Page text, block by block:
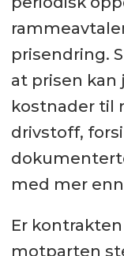
prisendring.
at prisen kan
kostnader til
drivstoff,
med mer
Er
motparten